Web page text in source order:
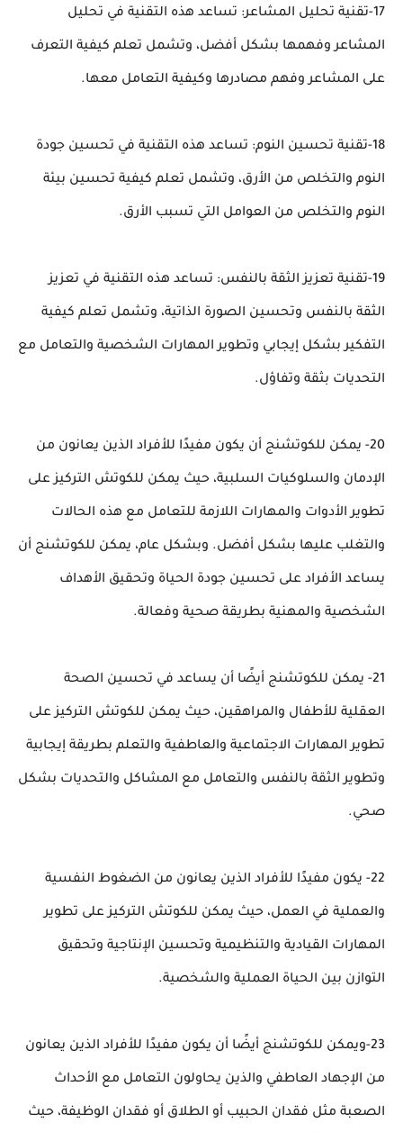
17-تقنية تحليل المشاعر: تساعد هذه التقنية في تحليل
المشاعر وفهمها بشكل أفضل، وتشمل تعلم كيفية التعرف
على المشاعر وفهم مصادرها وكيفية التعامل معها.
18-تقنية تحسين النوم: تساعد هذه التقنية في تحسين جودة
النوم والتخلص من الأرق، وتشمل تعلم كيفية تحسين بيئة
النوم والتخلص من العوامل التي تسبب الأرق.
19-تقنية تعزيز الثقة بالنفس: تساعد هذه التقنية في تعزيز
الثقة بالنفس وتحسين الصورة الذاتية، وتشمل تعلم كيفية
التفكير بشكل إيجابي وتطوير المهارات الشخصية والتعامل مع
التحديات بثقة وتفاؤل.
20- يمكن للكوتشنج أن يكون مفيدًا للأفراد الذين يعانون من
الإدمان والسلوكيات السلبية، حيث يمكن للكوتش التركيز على
تطوير الأدوات والمهارات اللازمة للتعامل مع هذه الحالات
والتغلب عليها بشكل أفضل. وبشكل عام، يمكن للكوتشنج أن
يساعد الأفراد على تحسين جودة الحياة وتحقيق الأهداف
الشخصية والمهنية بطريقة صحية وفعالة.
21- يمكن للكوتشنج أيضًا أن يساعد في تحسين الصحة
العقلية للأطفال والمراهقين، حيث يمكن للكوتش التركيز على
تطوير المهارات الاجتماعية والعاطفية والتعلم بطريقة إيجابية
وتطوير الثقة بالنفس والتعامل مع المشاكل والتحديات بشكل
صحي.
22- يكون مفيدًا للأفراد الذين يعانون من الضغوط النفسية
والعملية في العمل، حيث يمكن للكوتش التركيز على تطوير
المهارات القيادية والتنظيمية وتحسين الإنتاجية وتحقيق
التوازن بين الحياة العملية والشخصية.
23-ويمكن للكوتشنج أيضًا أن يكون مفيدًا للأفراد الذين يعانون
من الإجهاد العاطفي والذين يحاولون التعامل مع الأحداث
الصعبة مثل فقدان الحبيب أو الطلاق أو فقدان الوظيفة، حيث